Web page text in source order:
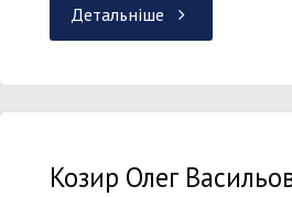
Детальніше "Самарцев
Миколайович"
Козир Олег